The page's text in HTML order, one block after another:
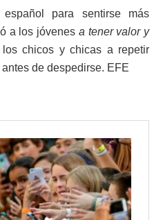
para sentirse más
a los jóvenes a tener valor y
chicos y chicas a repetir
antes de despedirse. EFE